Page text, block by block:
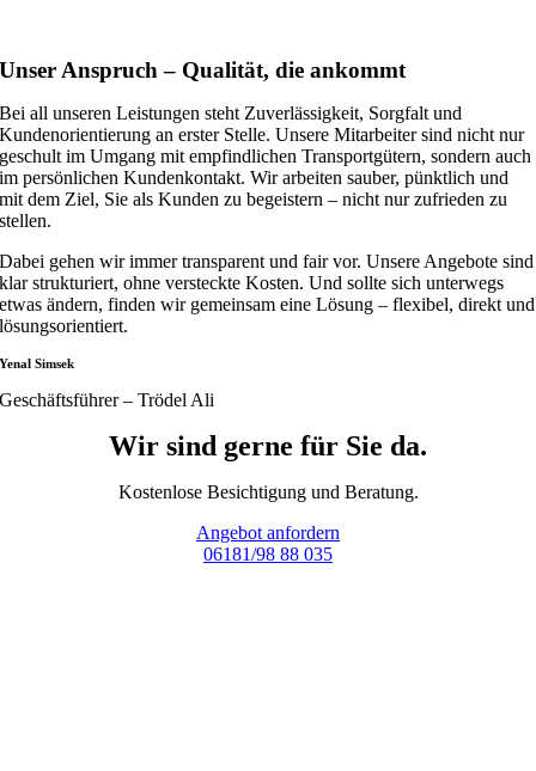
Unser Anspruch – Qualität, die ankommt
Bei all unseren Leistungen steht Zuverlässigkeit, Sorgfalt und
Kundenorientierung an erster Stelle. Unsere Mitarbeiter sind nicht nur
geschult im Umgang mit empfindlichen Transportgütern, sondern auch
im persönlichen Kundenkontakt. Wir arbeiten sauber, pünktlich und
mit dem Ziel, Sie als Kunden zu begeistern – nicht nur zufrieden zu
stellen.
Dabei gehen wir immer transparent und fair vor. Unsere Angebote sind
klar strukturiert, ohne versteckte Kosten. Und sollte sich unterwegs
etwas ändern, finden wir gemeinsam eine Lösung – flexibel, direkt und
lösungsorientiert.
Yenal Simsek
Geschäftsführer – Trödel Ali
Wir sind gerne für Sie da.
Kostenlose Besichtigung und Beratung.
Angebot anfordern
06181/98 88 035